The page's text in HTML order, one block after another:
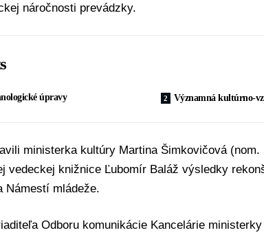
náročnosti prevádzky.
úpravy Významná kultúrno-
ministerka kultúry Martina Šimkovičová(nom.
vedeckej knižnice Ľubomír Baláž výsledky
Námestí mládeže.
Odboru komunikácie Kancelárie